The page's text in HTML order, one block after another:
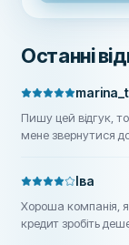
Останні
Пишу цей відгук,
мене звернутися
вони ще й
процесу, і я
автокредит або
Іва
Хороша компанія, я
кредит зробіть